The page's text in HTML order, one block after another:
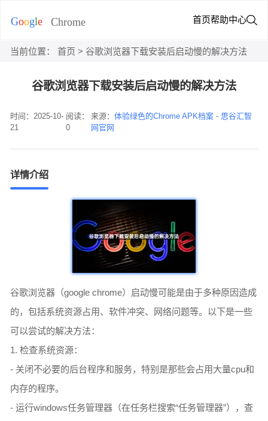
首页帮助中心
当前位置： 首页 > 谷歌浏览器下载安装后启动慢的解决方法
谷歌浏览器下载安装后启动慢的解决方法
时间：2025-10-
21
阅读：
0
来源：体验绿色的Chrome APK档案 - 思谷汇智
网官网
详情介绍
谷歌浏览器（google chrome）启动慢可能是由于多种原因造成
的，包括系统资源占用、软件冲突、网络问题等。以下是一些
可以尝试的解决方法：
1. 检查系统资源：
- 关闭不必要的后台程序和服务，特别是那些会占用大量cpu和
内存的程序。
- 运行windows任务管理器（在任务栏搜索“任务管理器”），查